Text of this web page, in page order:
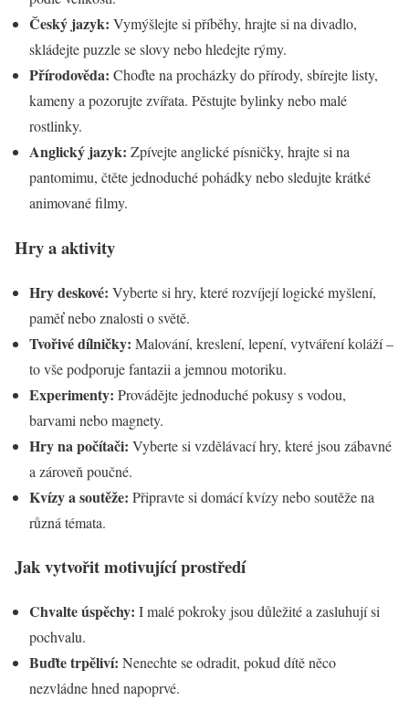
Český jazyk: Vymýšlejte si příběhy, hrajte si na divadlo,
skládejte puzzle se slovy nebo hledejte rýmy.
Přírodověda: Choďte na procházky do přírody, sbírejte listy,
kameny a pozorujte zvířata. Pěstujte bylinky nebo malé
rostlinky.
Anglický jazyk: Zpívejte anglické písničky, hrajte si na
pantomimu, čtěte jednoduché pohádky nebo sledujte krátké
animované filmy.
Hry a aktivity
Hry deskové: Vyberte si hry, které rozvíjejí logické myšlení,
paměť nebo znalosti o světě.
Tvořivé dílničky: Malování, kreslení, lepení, vytváření koláží –
to vše podporuje fantazii a jemnou motoriku.
Experimenty: Provádějte jednoduché pokusy s vodou,
barvami nebo magnety.
Hry na počítači: Vyberte si vzdělávací hry, které jsou zábavné
a zároveň poučné.
Kvízy a soutěže: Připravte si domácí kvízy nebo soutěže na
různá témata.
Jak vytvořit motivující prostředí
Chvalte úspěchy: I malé pokroky jsou důležité a zasluhují si
pochvalu.
Buďte trpěliví: Nenechte se odradit, pokud dítě něco
nezvládne hned napoprvé.